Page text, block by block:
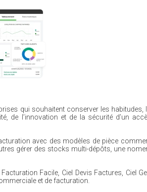
qui souhaitent conserver les habitudes,
de l’innovation et de la sécurité d’un
avec des modèles de pièce
gérer des stocks multi-dépôts, une
Facile, Ciel Devis Factures, Ciel
et de facturation.